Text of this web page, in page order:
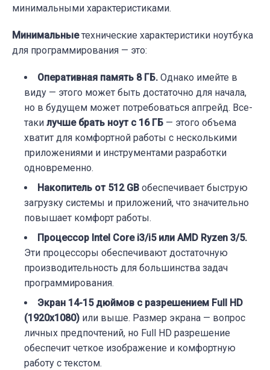
минимальными характеристиками.
Минимальныетехнические характеристики ноутбука
для программирования — это:
Оперативная память 8 ГБ. Однако имейте в
виду — этого может быть достаточно для начала,
но в будущем может потребоваться апгрейд. Все-
таки лучше брать ноут с 16 ГБ — этого объема
хватит для комфортной работы с несколькими
приложениями и инструментами разработки
одновременно.
Накопитель от 512 GB обеспечивает быструю
загрузку системы и приложений, что значительно
повышает комфорт работы.
Процессор Intel Core i3/i5 или AMD Ryzen 3/5.
Эти процессоры обеспечивают достаточную
производительность для большинства задач
программирования.
Экран 14-15 дюймов с разрешением Full HD
(1920x1080) или выше. Размер экрана — вопрос
личных предпочтений, но Full HD разрешение
обеспечит четкое изображение и комфортную
работу с текстом.